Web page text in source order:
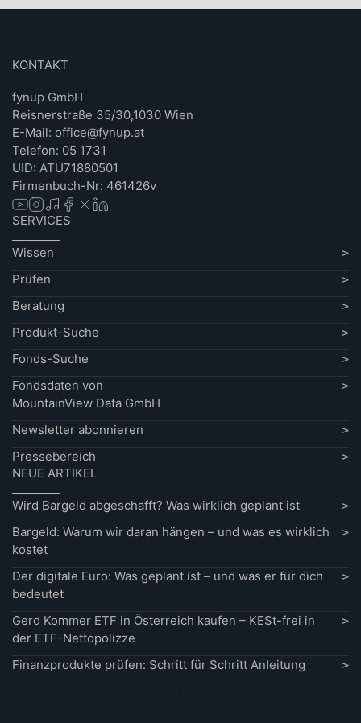
KONTAKT
fynup GmbH
Reisnerstraße 35/30,1030 Wien
E-Mail: office@fynup.at
Telefon: 05 1731
UID: ATU71880501
Firmenbuch-Nr: 461426v
SERVICES
Wissen
Prüfen
Beratung
Produkt-Suche
Fonds-Suche
Fondsdaten von
MountainView Data GmbH
Newsletter abonnieren
Pressebereich
NEUE ARTIKEL
Wird Bargeld abgeschafft? Was wirklich geplant ist
Bargeld: Warum wir daran hängen – und was es wirklich
kostet
Der digitale Euro: Was geplant ist – und was er für dich
bedeutet
Gerd Kommer ETF in Österreich kaufen – KESt-frei in
der ETF-Nettopolizze
Finanzprodukte prüfen: Schritt für Schritt Anleitung